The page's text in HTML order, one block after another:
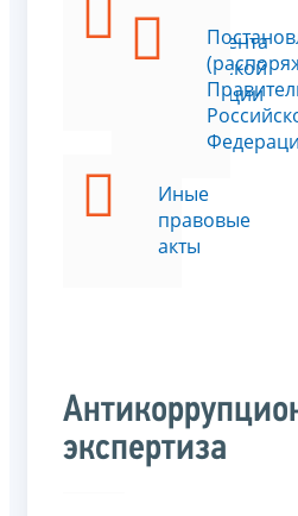
Указы
Президента
Российской
Федерации
Иные
правовые
акты
экспертиза